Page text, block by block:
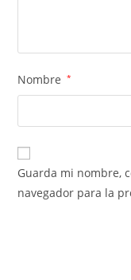
Nombre *
Guarda mi nombre,
navegador para la